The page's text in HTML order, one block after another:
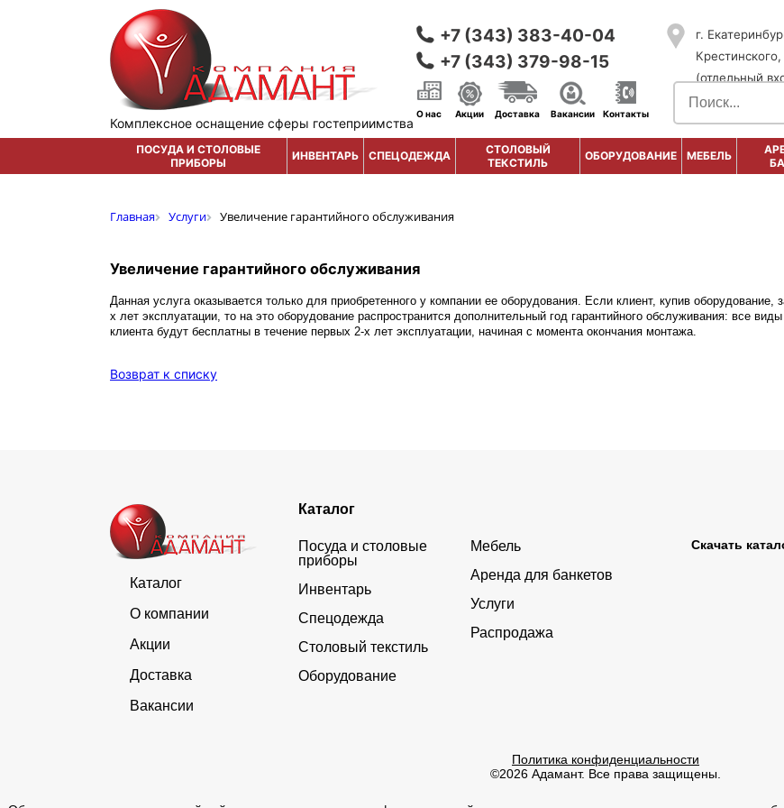
Комплексное оснащение сферы гостеприимства
+7 (343) 383-40-04
+7 (343) 379-98-15
г.
(отдельный
О нас Акции Доставка Вакансии Контакты
ПОСУДА И СТОЛОВЫЕ
ПРИБОРЫ
ИНВЕНТАРЬ СПЕЦОДЕЖДА
СТОЛОВЫЙ
ТЕКСТИЛЬ
ОБОРУДОВАНИЕ МЕБЕЛЬ
Главная Услуги Увеличение гарантийного обслуживания
Увеличение гарантийного обслуживания
Данная услуга оказывается только для приобретенного у компании ее оборудования. Если клиент, купив
х лет эксплуатации, то на это оборудование распространится дополнительный год гарантийного обслуживания: все
клиента будут бесплатны в течение первых 2-х лет эксплуатации, начиная с момента окончания монтажа.
Возврат к списку
Каталог
О компании
Акции
Доставка
Вакансии
Каталог
Посуда и столовые
приборы
Инвентарь
Спецодежда
Столовый текстиль
Оборудование
Мебель
Аренда для банкетов
Услуги
Распродажа
Скачать
Политика конфиденциальности
©2026 Адамант. Все права защищены.